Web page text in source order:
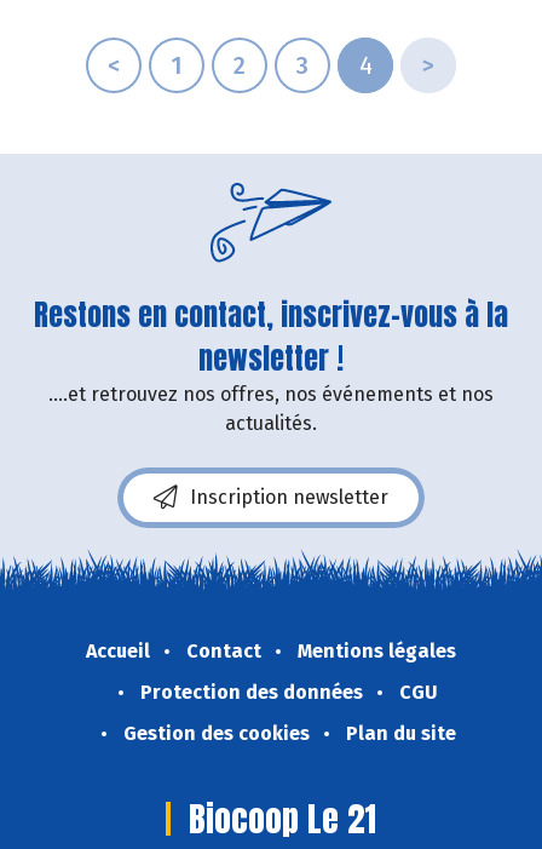
< 1 2 3 4 >
Restons en contact, inscrivez-vous à la
newsletter !
....et retrouvez nos offres, nos événements et nos
actualités.
Inscription newsletter
Accueil Contact
Mentions légales
Protection des données
CGU
Gestion des cookies
Plan du site
Biocoop Le 21